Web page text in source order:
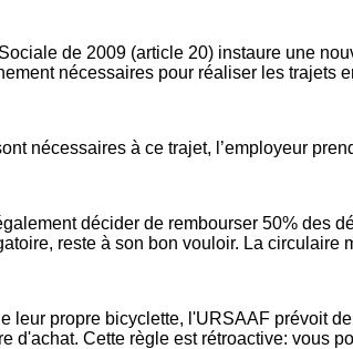
de 2009 (article 20) instaure une
nécessaires pour réaliser les
nécessaires à ce trajet, l’employeur
décider de rembourser 50% des
reste à son bon vouloir. La
leur propre bicyclette, l'URSAAF prévoit
d'achat. Cette règle est rétroactive: vous